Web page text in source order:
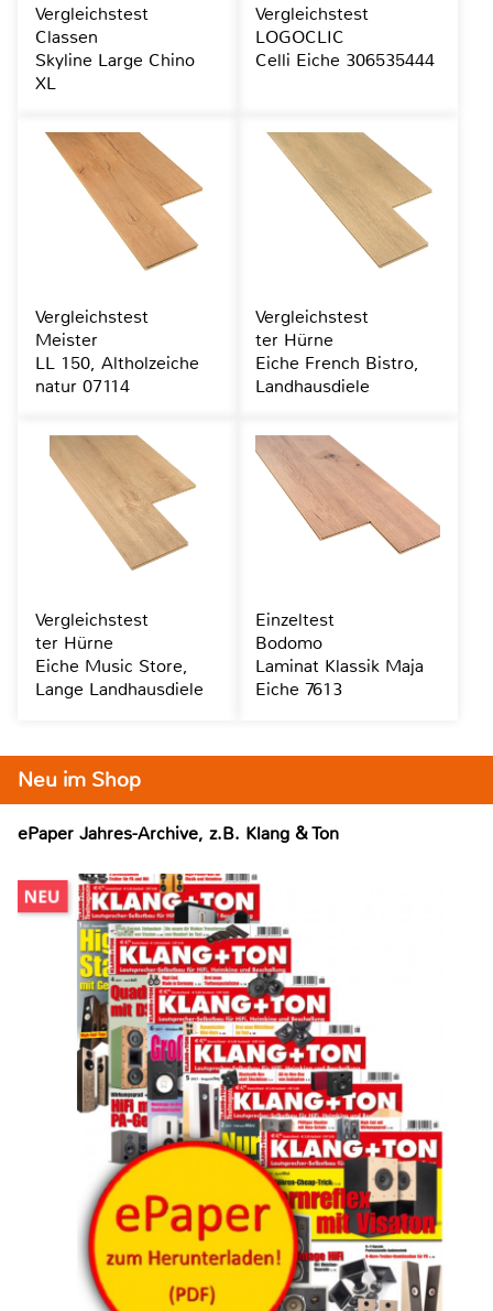
Neu im Shop
ePaper Jahres-Archive, z.B. Klang & Ton
Vergleichstest
Classen
Skyline Large Chino
XL
Vergleichstest
LOGOCLIC
Celli Eiche 306535444
Vergleichstest
Meister
LL 150, Altholzeiche
natur 07114
Vergleichstest
ter Hürne
Eiche French Bistro,
Landhausdiele
Vergleichstest
ter Hürne
Eiche Music Store,
Lange Landhausdiele
Einzeltest
Bodomo
Laminat Klassik Maja
Eiche 7613